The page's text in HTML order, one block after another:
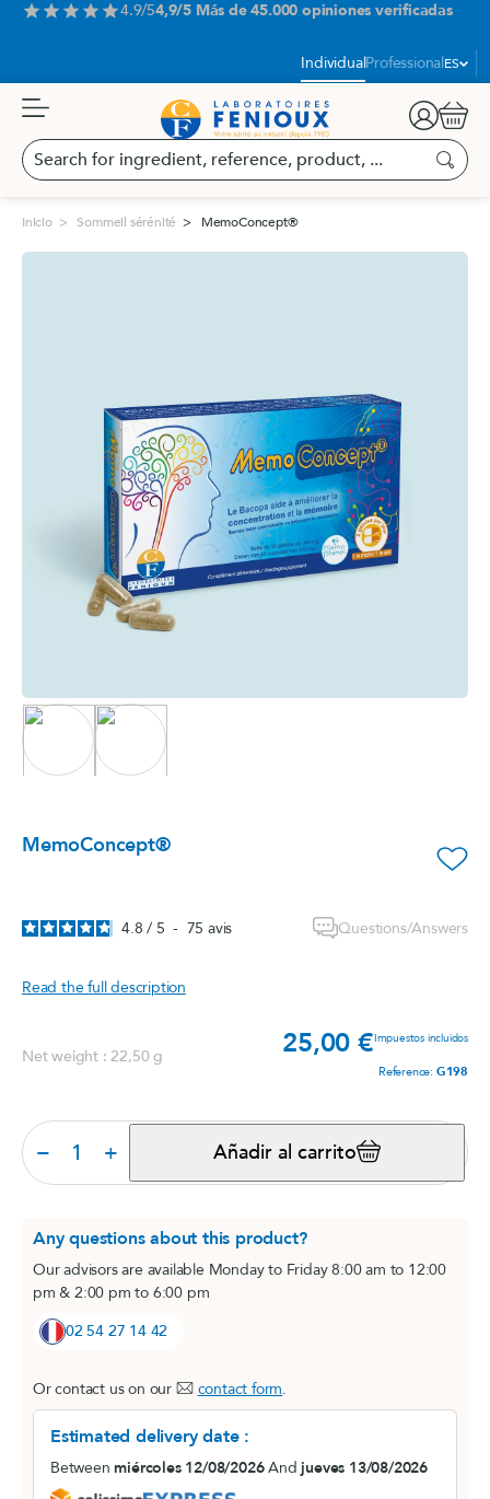
star star star star star4.9/54,9/5 Más de 45.000 opiniones verificadas
IndividualProfessional
Idioma:
ES
Search
for
reference,
product,
Buscar
Inicio Sommeil sérénité MemoConcept®
MemoConcept® favorite_border
4.8 / 5 - 75avis Questions/Answers
Read the full description
Net weight : 22,50 g 25,00 €Impuestos incluidos
Reference: G198
− + Añadir al carrito
Any questions about this product?
Our advisors are available Monday to Friday 8:00 am to 12:00
pm & 2:00 pm to 6:00 pm
02 54 27 14 42
Or contact us on our contact form.
Estimated delivery date :
Betweenmiércoles 12/08/2026Andjueves 13/08/2026